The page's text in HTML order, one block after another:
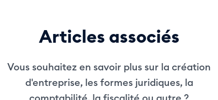
Articles associés
Vous souhaitez en savoir plus sur la création
d'entreprise, les formes juridiques, la